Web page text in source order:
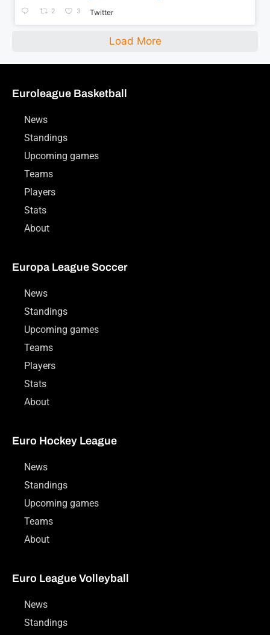
2 3 Twitter
Load More
Euroleague Basketball
News
Standings
Upcoming games
Teams
Players
Stats
About
Europa League Soccer
News
Standings
Upcoming games
Teams
Players
Stats
About
Euro Hockey League
News
Standings
Upcoming games
Teams
About
Euro League Volleyball
News
Standings